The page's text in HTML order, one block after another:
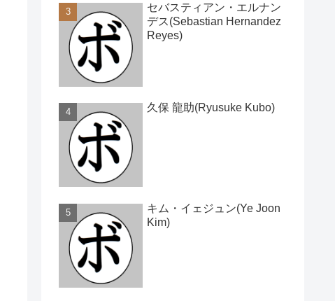
セバスティアン・エルナン
デス(Sebastian Hernandez
Reyes)
久保 龍助(Ryusuke Kubo)
キム・イェジュン(Ye Joon
Kim)